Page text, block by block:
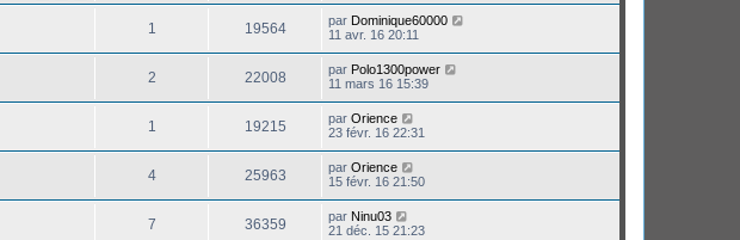
1 19564 par Dominique60000
11 avr. 16 20:11
2 22008 par Polo1300power
11 mars 16 15:39
1 19215 par Orience
23 févr. 16 22:31
4 25963 par Orience
15 févr. 16 21:50
7 36359 par Ninu03
21 déc. 15 21:23